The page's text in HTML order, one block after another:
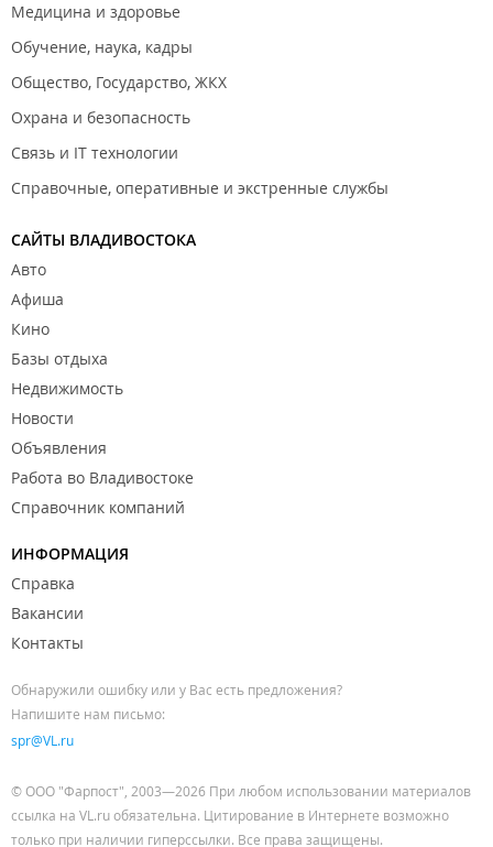
Медицина и здоровье
Обучение, наука, кадры
Общество, Государство, ЖКХ
Охрана и безопасность
Связь и IT технологии
Справочные, оперативные и экстренные службы
САЙТЫ ВЛАДИВОСТОКА
Авто
Афиша
Кино
Базы отдыха
Недвижимость
Новости
Объявления
Работа во Владивостоке
Справочник компаний
ИНФОРМАЦИЯ
Справка
Вакансии
Контакты
Обнаружили ошибку или у Вас есть предложения?
Напишите нам письмо:
spr@VL.ru
© ООО "Фарпост", 2003—2026 При любом использовании материалов
ссылка на VL.ru обязательна. Цитирование в Интернете возможно
только при наличии гиперссылки. Все права защищены.